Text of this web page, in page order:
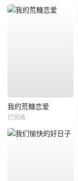
我的荒糖恋爱
已完结